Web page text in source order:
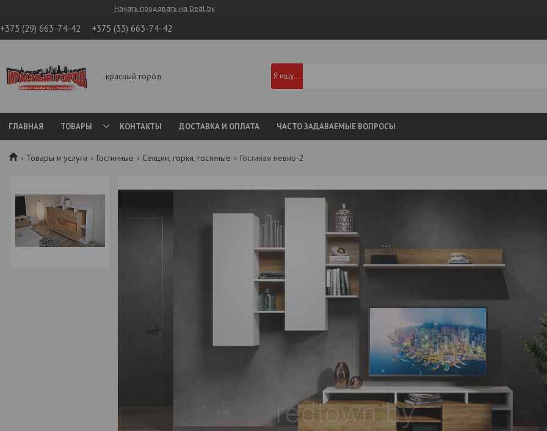
Начать продавать на Deal.by
+375 (29) 663-74-42 +375 (33) 663-74-42
красный город
ГЛАВНАЯ ТОВАРЫ КОНТАКТЫ ДОСТАВКА И ОПЛАТА ЧАСТО ЗАДАВАЕМЫЕ ВОПРОСЫ
Товары и услуги Гостинные Секции, горки, гостиные Гостиная невио-2